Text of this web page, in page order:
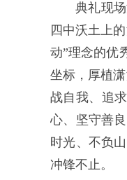
典礼现
四中沃土上
动”理念的优
坐标，厚植
战自我、追
心、坚守善
时光、不负
冲锋不止。